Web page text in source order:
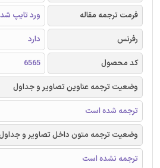
فرمت ترجمه مقاله
ورد تایپ
رفرنس
دارد
کد محصول
6565
وضعیت ترجمه عناوین تصاویر و جداول
ترجمه شده است
وضعیت ترجمه متون داخل تصاویر و
ترجمه نشده است